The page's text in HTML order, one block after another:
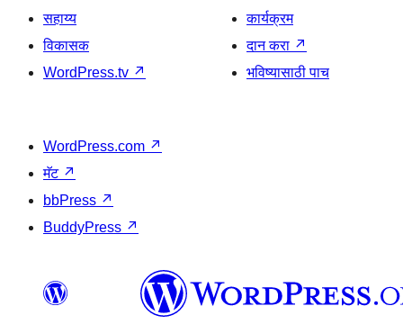
सहाय्य
विकासक
WordPress.tv ↗
कार्यक्रम
दान करा ↗
भविष्यासाठी पाच
WordPress.com ↗
मॅट ↗
bbPress ↗
BuddyPress ↗